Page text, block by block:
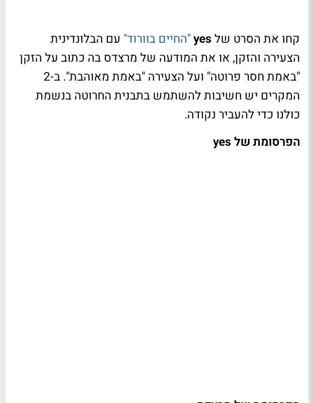
קחו את הסרט של yes"החיים בוורוד" עם הבלונדינית
הצעירה והזקן, או את המודעה של מרצדס בה כתוב על הזקן
"באמת חסר פרוטה" ועל הצעירה "באמת מאוהבת". ב-2
המקרים יש חשיבות להשתמש בתבנית החרוטה בנשמת
כולנו כדי להעביר נקודה.
הפרסומת של yes